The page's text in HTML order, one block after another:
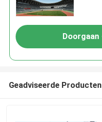
Doorgaan
Geadviseerde Producten